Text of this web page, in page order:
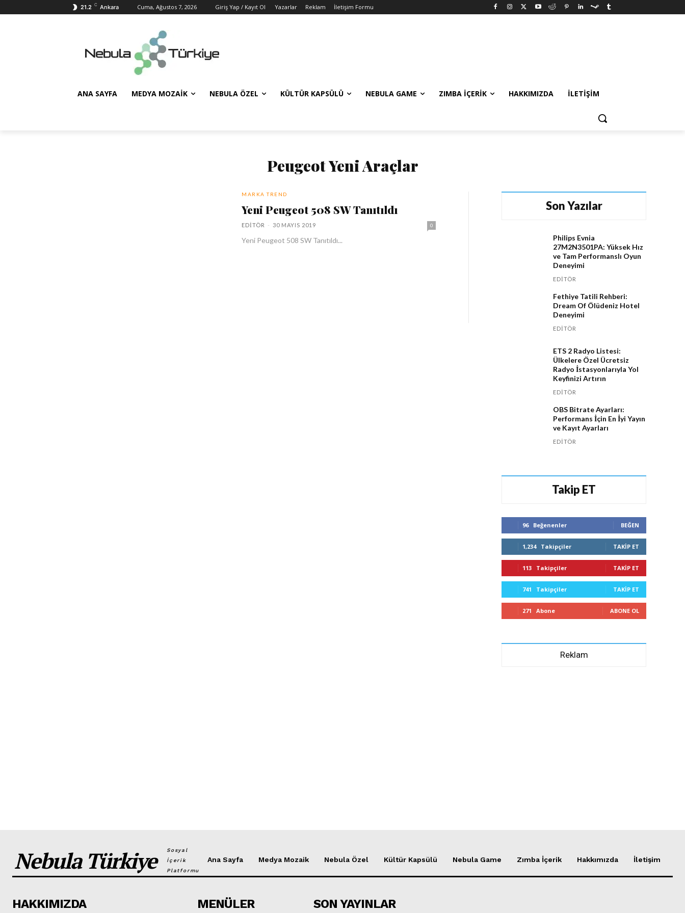
21.2 C Ankara Cuma, Ağustos 7, 2026 Giriş Yap / Kayıt Ol Yazarlar Reklam İletişim Formu
ANA SAYFA MEDYA MOZAIK NEBULA ÖZEL KÜLTÜR KAPSÜLÜ NEBULA GAME ZIMBA İÇERIK HAKKIMIZDA İLETIŞIM
Peugeot Yeni Araçlar
MARKA TREND
Yeni Peugeot 508 SW Tanıtıldı
EDITÖR - 30 MAYIS 2019 0
Yeni Peugeot 508 SW Tanıtıldı...
Son Yazılar
Philips Evnia
27M2N3501PA: Yüksek Hız
ve Tam Performanslı Oyun
Deneyimi
EDITÖR
Fethiye Tatili Rehberi:
Dream Of Ölüdeniz Hotel
Deneyimi
EDITÖR
ETS 2 Radyo Listesi:
Ülkelere Özel Ücretsiz
Radyo İstasyonlarıyla Yol
Keyfinizi Artırın
EDITÖR
OBS Bitrate Ayarları:
Performans İçin En İyi Yayın
ve Kayıt Ayarları
EDITÖR
Takip ET
96 Beğenenler BEĞEN
1,234 Takipçiler TAKIP ET
113 Takipçiler TAKIP ET
741 Takipçiler TAKIP ET
271 Abone ABONE OL
Reklam
Nebula Türkiye
Sosyal
İçerik
Platformu
Ana Sayfa Medya Mozaik Nebula Özel Kültür Kapsülü Nebula Game Zımba İçerik Hakkımızda İletişim
HAKKIMIZDA MENÜLER SON YAYINLAR